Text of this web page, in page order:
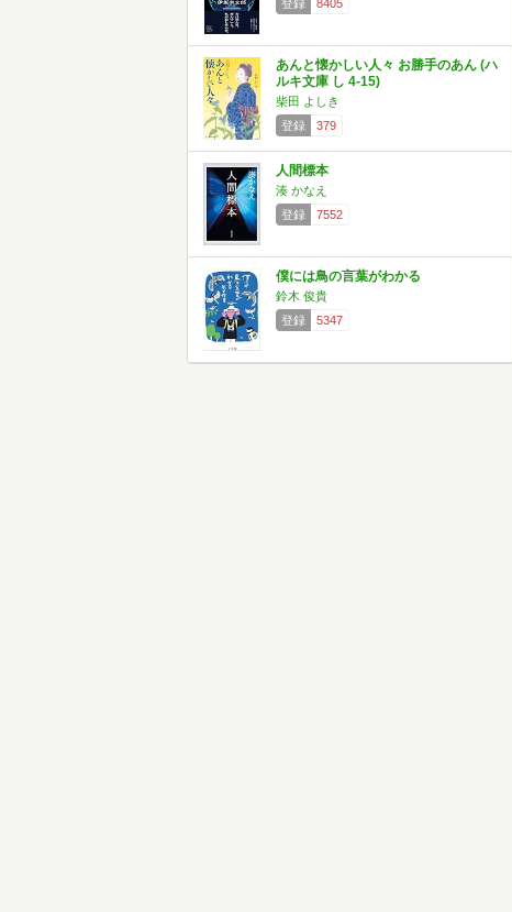
登録
8405
あんと懐かしい人々 お勝手のあん (ハ
ルキ文庫 し 4-15)
柴田 よしき
登録
379
人間標本
湊 かなえ
登録
7552
僕には鳥の言葉がわかる
鈴木 俊貴
登録
5347